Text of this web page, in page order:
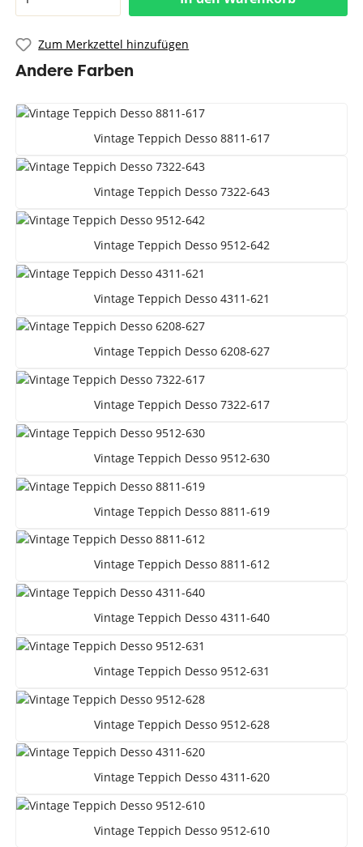
Zum Merkzettel hinzufügen
Andere Farben
Vintage Teppich Desso 8811-617
Vintage Teppich Desso 7322-643
Vintage Teppich Desso 9512-642
Vintage Teppich Desso 4311-621
Vintage Teppich Desso 6208-627
Vintage Teppich Desso 7322-617
Vintage Teppich Desso 9512-630
Vintage Teppich Desso 8811-619
Vintage Teppich Desso 8811-612
Vintage Teppich Desso 4311-640
Vintage Teppich Desso 9512-631
Vintage Teppich Desso 9512-628
Vintage Teppich Desso 4311-620
Vintage Teppich Desso 9512-610